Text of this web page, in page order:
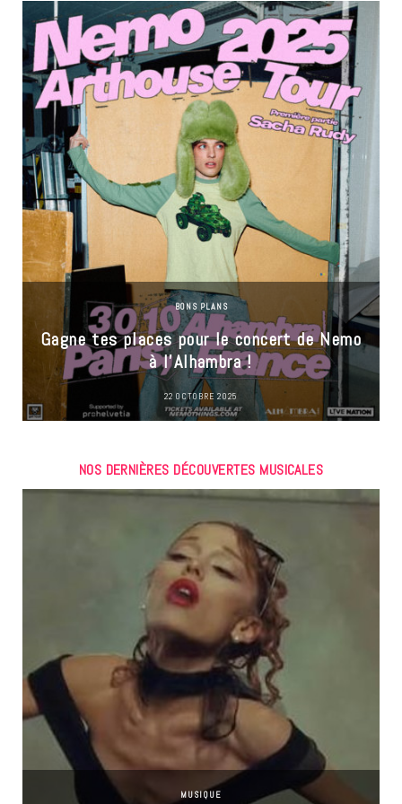
BONS PLANS
Gagne tes places pour le concert de Nemo
à l’Alhambra !
22 OCTOBRE 2025
NOS DERNIÈRES DÉCOUVERTES MUSICALES
MUSIQUE